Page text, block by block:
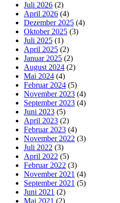
Juli 2026 (2)
April 2026 (4)
Dezember 2025 (4)
Oktober 2025 (3)
Juli 2025 (1)
April 2025 (2)
Januar 2025 (2)
August 2024 (2)
Mai 2024 (4)
Februar 2024 (5)
November 2023 (4)
September 2023 (4)
Juni 2023 (5)
April 2023 (2)
Februar 2023 (4)
November 2022 (3)
Juli 2022 (3)
April 2022 (5)
Februar 2022 (3)
November 2021 (4)
September 2021 (5)
Juni 2021 (2)
Mai 2021 (2)